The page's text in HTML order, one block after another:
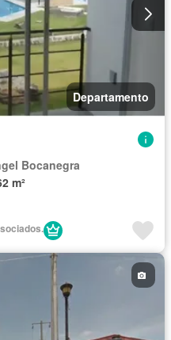
Departamento
Bocanegra
m²